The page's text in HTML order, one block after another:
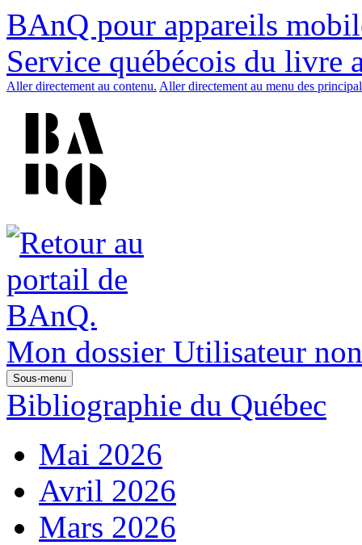
BAnQ pour appareils
Service québécois du livre
Aller directement au contenu. Aller directement au menu des
Mon dossier Utilisateur
Sous-menu
Bibliographie du Québec
Mai 2026
Avril 2026
Mars 2026